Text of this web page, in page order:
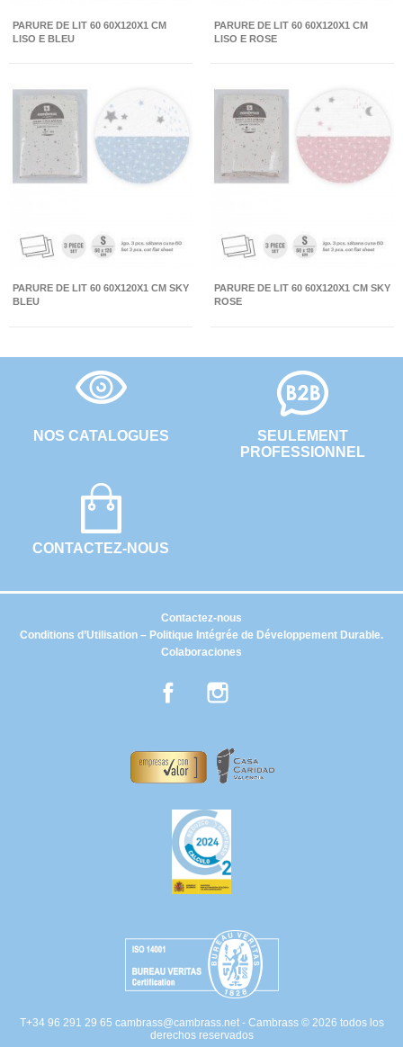
PARURE DE LIT 60 60X120X1 CM
LISO E BLEU
PARURE DE LIT 60 60X120X1 CM
LISO E ROSE
PARURE DE LIT 60 60X120X1 CM SKY
BLEU
PARURE DE LIT 60 60X120X1 CM SKY
ROSE
NOS CATALOGUES
CONTACTEZ-NOUS
SEULEMENT
PROFESSIONNEL
Conditions d’Utilisation – Politique Intégrée de Développement Durable.
Colaboraciones
Contactez-nous
Facebook
T+34 96 291 29 65 cambrass@cambrass.net - Cambrass © 2026 todos los
derechos reservados